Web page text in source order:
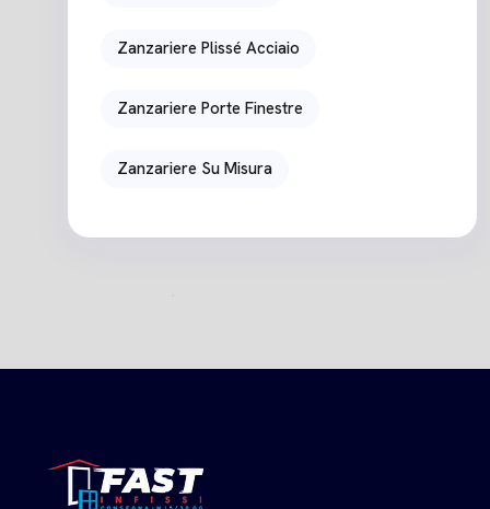
Zanzariere Plissé Acciaio
Zanzariere Porte Finestre
Zanzariere Su Misura